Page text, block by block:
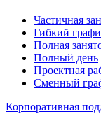
Частичная
Гибкий
Полная
Полный день
Проектная
Сменный
Корпоративная